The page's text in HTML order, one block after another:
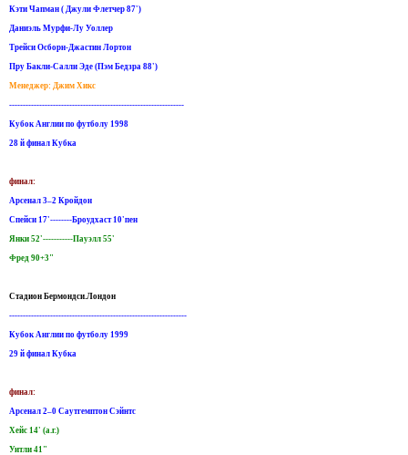
Кэти Чапман ( Джули Флетчер 87')
Даниэль Мурфи-Лу Уоллер
Трейси Осборн-Джастин Лортон
Пру Бакли-Салли Эде (Пэм Бедзра 88')
Менеджер: Джим Хикс
----------------------------------------------------------------
Кубок Англии по футболу 1998
28 й финал Кубка
финал:
Арсенал 3–2 Кройдон
Спейси 17'--------Броудхаст 10'пен
Янки 52'-----------Пауэлл 55'
Фред 90+3"
Стадион Бермондси.Лондон
-----------------------------------------------------------------
Кубок Англии по футболу 1999
29 й финал Кубка
финал:
Арсенал 2–0 Саутгемптон Сэйнтс
Хейс 14' (а.г.)
Уитли 41"